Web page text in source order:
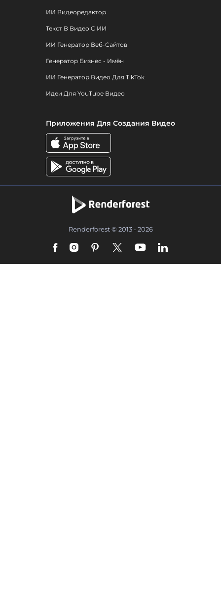
ИИ Видеоредактор
Текст В Видео С ИИ
ИИ Генератор Веб-Сайтов
Генератор Бизнес - Имён
ИИ Генератор Видео Для TikTok
Идеи Для YouTube Видео
Приложения Для Создания Видео
Renderforest © 2013 - 2026